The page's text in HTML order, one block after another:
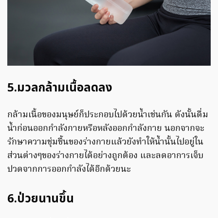
5.มวลกล้ามเนื้อลดลง
กล้ามเนื้อของมนุษย์ก็ประกอบไปด้วยน้ำเช่นกัน ดังนั้นดื่ม
น้ำก่อนออกกำลังกายหรือหลังออกกำลังกาย นอกจากจะ
รักษาความชุ่มชื้นของร่างกายแล้วยังทำให้น้ำนั้นไปอยู่ใน
ส่วนต่างๆของร่างกายได้อย่างถูกต้อง และลดอาการเจ็บ
ปวดจากการออกกำลังได้อีกด้วยนะ
6.ป่วยนานขึ้น